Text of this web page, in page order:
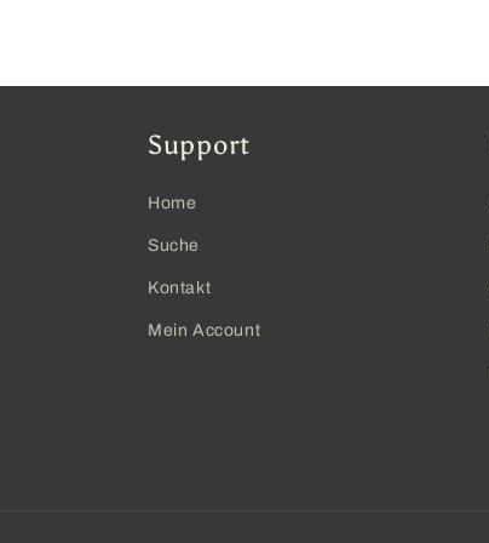
Support
Home
Suche
Kontakt
Mein Account